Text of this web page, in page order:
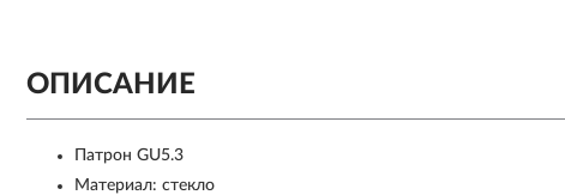
ОПИСАНИЕ
Патрон GU5.3
Материал: стекло